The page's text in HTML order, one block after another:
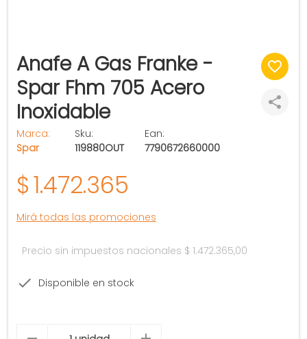
Anafe A Gas Franke -
Spar Fhm 705 Acero
Inoxidable
Marca:
Spar
Sku:
119880OUT
Ean:
7790672660000
$1.472.365
Mirá todas las promociones
Precio sin impuestos nacionales $ 1.472.365,00
Disponible en stock